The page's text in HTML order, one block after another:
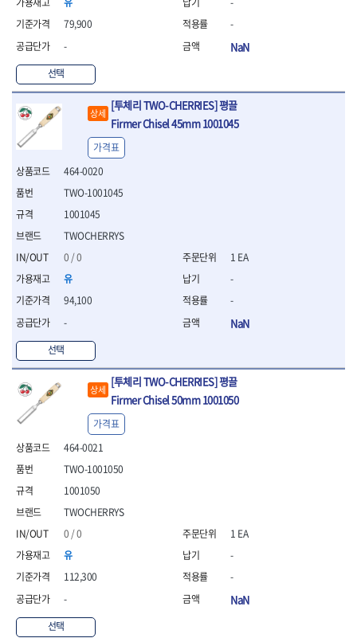
- 핀79,900
-
선택
-
NaN
상세
[투체리 TWO-CHERRIES] 평끌
Firmer Chisel 45mm 1001045
464-0020
TWOCHERRYS
0 / 0
유
94,100
-
선택
TWO-1001045
1001045
가격표
1 EA
-
-
NaN
상세
[투체리 TWO-CHERRIES] 평끌
Firmer Chisel 50mm 1001050
464-0021
TWOCHERRYS
0 / 0
유
112,300
-
선택
TWO-1001050
1001050
가격표
1 EA
-
-
NaN